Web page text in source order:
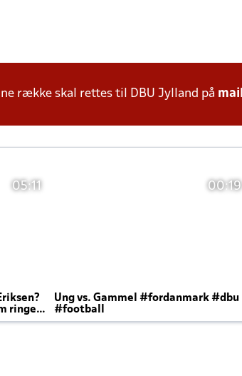
række skal rettes til DBU Jylland på mail
05:11
ringer
00:19
Ung vs. Gammel #fordanmark #dbu
#football